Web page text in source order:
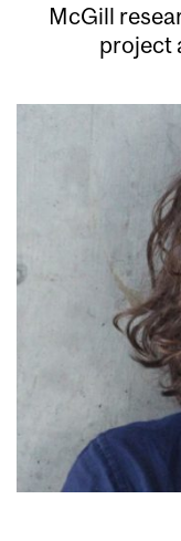
McGill
project